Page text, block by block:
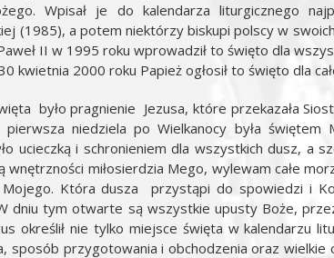
Wpisał je do kalendarza liturgicznego
(1985), a potem niektórzy biskupi polscy w
II w 1995 roku wprowadził to święto dla
kwietnia 2000 roku Papież ogłosił to święto dla
było pragnienie Jezusa, które przekazała
niedziela po Wielkanocy była świętem
ucieczką i schronieniem dla wszystkich dusz, a
miłosierdzia Mego, wylewam całe
Która dusza przystąpi do spowiedzi i
dniu tym otwarte są wszystkie upusty Boże,
określił nie tylko miejsce święta w kalendarzu
sposób przygotowania i obchodzenia oraz wielkie